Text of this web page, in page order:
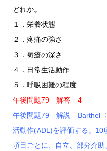
どれか。
１．栄養状態
２．疼痛の強さ
３．褥瘡の深さ
４．日常生活動作
５．呼吸困難の程度
午後問題79 解答 4
午後問題79 解説 Barthel〈
活動作(ADL)を評価する。10
項目ごとに、自立、部分介助